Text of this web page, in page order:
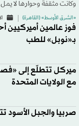
وكانت مثقفة وحوارها لا
«الشرق الأوسط» (القاهرة)
فوز عالمين أميركيين
بـ«نوبل» للطب
ميركل تتطلّع إلى
مع الولايات المتحدة
صربيا والجبل الأسود